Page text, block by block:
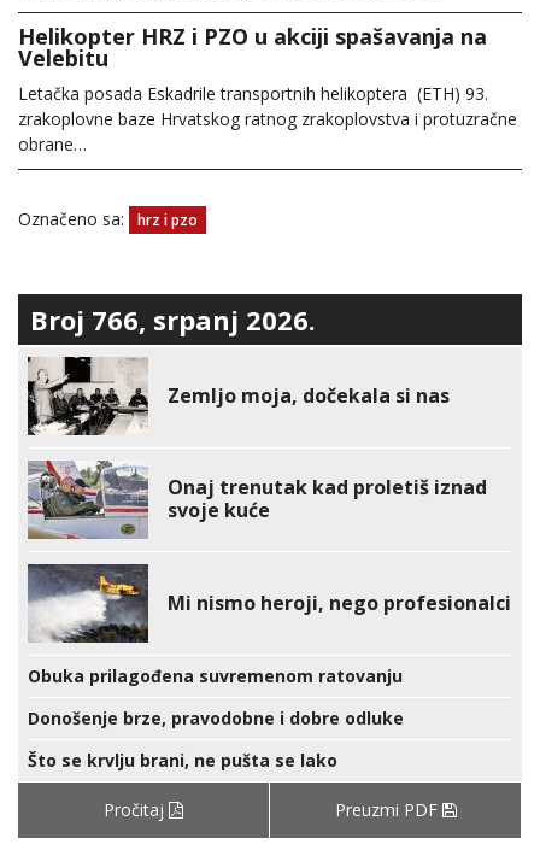
Helikopter HRZ i PZO u akciji spašavanja na
Velebitu
Letačka posada Eskadrile transportnih helikoptera (ETH) 93.
zrakoplovne baze Hrvatskog ratnog zrakoplovstva i protuzračne
obrane…
Označeno sa: hrz i pzo
Broj 766, srpanj 2026.
Zemljo moja, dočekala si nas
Onaj trenutak kad proletiš iznad
svoje kuće
Mi nismo heroji, nego profesionalci
Obuka prilagođena suvremenom ratovanju
Donošenje brze, pravodobne i dobre odluke
Što se krvlju brani, ne pušta se lako
Pročitaj Preuzmi PDF